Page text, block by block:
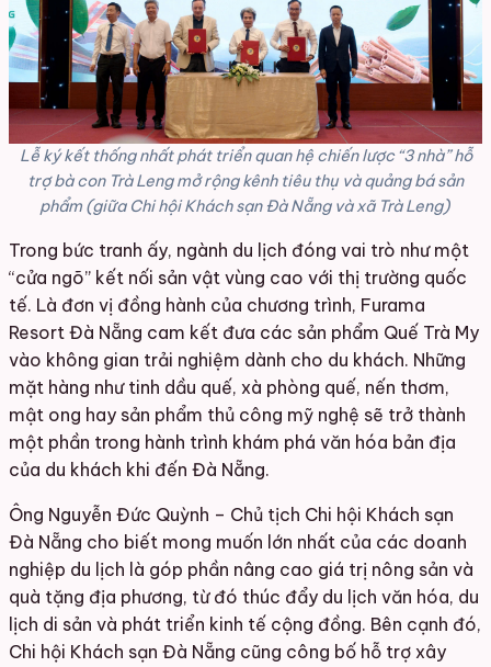
Lễ ký kết thống nhất phát triển quan hệ chiến lược “3 nhà” hỗ
trợ bà con Trà Leng mở rộng kênh tiêu thụ và quảng bá sản
phẩm (giữa Chi hội Khách sạn Đà Nẵng và xã Trà Leng)
Trong bức tranh ấy, ngành du lịch đóng vai trò như một
“cửa ngõ” kết nối sản vật vùng cao với thị trường quốc
tế. Là đơn vị đồng hành của chương trình, Furama
Resort Đà Nẵng cam kết đưa các sản phẩm Quế Trà My
vào không gian trải nghiệm dành cho du khách. Những
mặt hàng như tinh dầu quế, xà phòng quế, nến thơm,
mật ong hay sản phẩm thủ công mỹ nghệ sẽ trở thành
một phần trong hành trình khám phá văn hóa bản địa
của du khách khi đến Đà Nẵng.
Ông Nguyễn Đức Quỳnh – Chủ tịch Chi hội Khách sạn
Đà Nẵng cho biết mong muốn lớn nhất của các doanh
nghiệp du lịch là góp phần nâng cao giá trị nông sản và
quà tặng địa phương, từ đó thúc đẩy du lịch văn hóa, du
lịch di sản và phát triển kinh tế cộng đồng. Bên cạnh đó,
Chi hội Khách sạn Đà Nẵng cũng công bố hỗ trợ xây